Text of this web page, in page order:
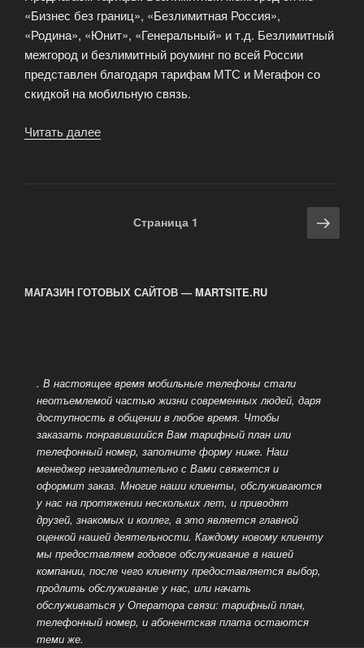
«Бизнес без границ», «Безлимитная Россия»,
«Родина», «Юнит», «Генеральный» и т.д. Безлимитный
межгород и безлимитный роуминг по всей России
представлен благодаря тарифам МТС и Мегафон со
скидкой на мобильную связь.
Читать далее
Страница 1
МАГАЗИН ГОТОВЫХ САЙТОВ — MARTSITE.RU
. В настоящее время мобильные телефоны стали
неотъемлемой частью жизни современных людей, даря
доступность в общении в любое время. Чтобы
заказать понравившийся Вам тарифный план или
телефонный номер, заполните форму ниже. Наш
менеджер незамедлительно с Вами свяжется и
оформит заказ. Многие наши клиенты, обслуживаются
у нас на протяжении нескольких лет, и приводят
друзей, знакомых и коллег, а это является главной
оценкой нашей деятельности. Каждому новому клиенту
мы предоставляем годовое обслуживание в нашей
компании, после чего клиенту предоставляется выбор,
продлить обслуживание у нас, или начать
обслуживаться у Оператора связи: тарифный план,
телефонный номер, и абонентская плата остаются
теми же.